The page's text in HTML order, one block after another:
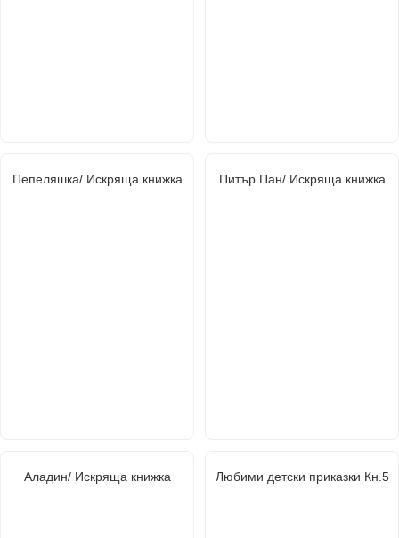
Пепеляшка/ Искряща книжка Питър Пан/ Искряща книжка
Аладин/ Искряща книжка Любими детски приказки Кн.5